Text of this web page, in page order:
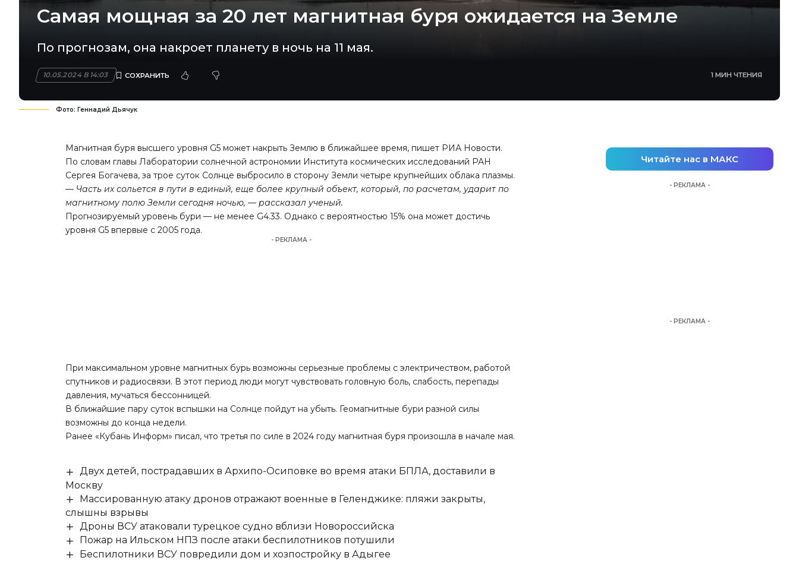
Самая мощная за 20 лет магнитная буря ожидается на Земле
По прогнозам, она накроет планету в ночь на 11 мая.
10.05.2024 В 14:03 1 МИН ЧТЕНИЯ
Фото: Геннадий Дьячук
Магнитная буря высшего уровня G5 может накрыть Землю в ближайшее время, пишет РИА Новости.
По словам главы Лаборатории солнечной астрономии Института космических исследований РАН
Сергея Богачева, за трое суток Солнце выбросило в сторону Земли четыре крупнейших облака плазмы.
— Часть их сольется в пути в единый, еще более крупный объект, который, по расчетам, ударит по
магнитному полю Земли сегодня ночью, — рассказал ученый.
Прогнозируемый уровень бури — не менее G4.33. Однако с вероятностью 15% она может достичь
уровня G5 впервые с 2005 года.
- РЕКЛАМА -
При максимальном уровне магнитных бурь возможны серьезные проблемы с электричеством, работой
спутников и радиосвязи. В этот период люди могут чувствовать головную боль, слабость, перепады
давления, мучаться бессонницей.
В ближайшие пару суток вспышки на Солнце пойдут на убыть. Геомагнитные бури разной силы
возможны до конца недели.
Ранее «Кубань Информ» писал, что третья по силе в 2024 году магнитная буря произошла в начале мая.
Двух детей, пострадавших в Архипо-Осиповке во время атаки БПЛА, доставили в
Москву
Массированную атаку дронов отражают военные в Геленджике: пляжи закрыты,
слышны взрывы
Дроны ВСУ атаковали турецкое судно вблизи Новороссийска
Пожар на Ильском НПЗ после атаки беспилотников потушили
Беспилотники ВСУ повредили дом и хозпостройку в Адыгее
Читайте нас в МАКС
- РЕКЛАМА -
- РЕКЛАМА -